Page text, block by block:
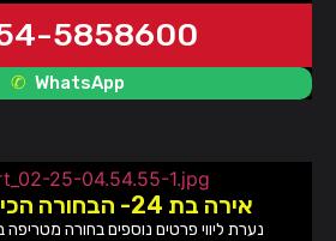
5858600
WhatsApp
אירה בת 24- הבחורה הכי שווה בחיפה
נערת ליווי פרטים נוספים בחורה מטריפה